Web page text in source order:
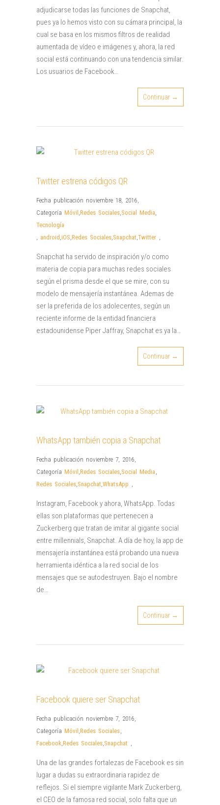
adjudicarse todas las funciones de Snapchat,
pues ya lo hemos visto con su cámara principal, la
cual se basa en los mismos filtros de realidad
aumentada de vídeo e imágenes y, ahora, la red
social está continuando con una tendencia similar.
Los usuarios de Facebook…
Continuar →
Twitter estrena códigos QR
Fecha publicación noviembre 18, 2016,
Categoría Móvil ,Redes Sociales,Social Media,
Tecnología
, android ,iOS,Redes Sociales,Snapchat,Twitter ,
Snapchat ha servido de inspiración y/o como
materia de copia para muchas redes sociales
según el prisma desde el que se mire, con su
modelo de mensajería instantánea. Ademas de
ser la preferida de los adolecentes, según un
reciente informe de la entidad financiera
estadounidense Piper Jaffray, Snapchat es ya la…
Continuar →
WhatsApp también copia a Snapchat
Fecha publicación noviembre 7, 2016,
Categoría Móvil ,Redes Sociales,Social Media ,
Redes Sociales,Snapchat,WhatsApp ,
Instagram, Facebook y ahora, WhatsApp. Todas
ellas son plataformas que pertenecen a
Zuckerberg que tratan de imitar al gigante social
entre millennials, Snapchat. A día de hoy, la app de
mensajería instantánea está probando una nueva
herramienta idéntica a la red social de los
mensajes que se autodestruyen. Bajo el nombre
de…
Continuar →
Facebook quiere ser Snapchat
Fecha publicación noviembre 7, 2016,
Categoría Móvil ,Redes Sociales,
Facebook,Redes Sociales,Snapchat ,
Una de las grandes fortalezas de Facebook es sin
lugar a dudas su extraordinaria rapidez de
reflejos. Si el siempre vigilante Mark Zuckerberg,
el CEO de la famosa red social, solo falta que un